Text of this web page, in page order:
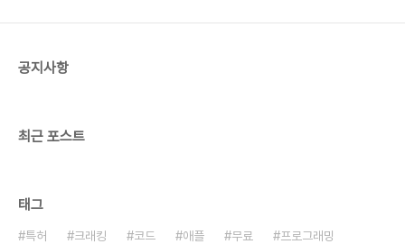
수 있으면 ASP, ASP.NET 프로그래밍 닷넷프레임
공지사항
최근 포스트
태그
특허 크래킹 코드 애플 무료
프로그래밍